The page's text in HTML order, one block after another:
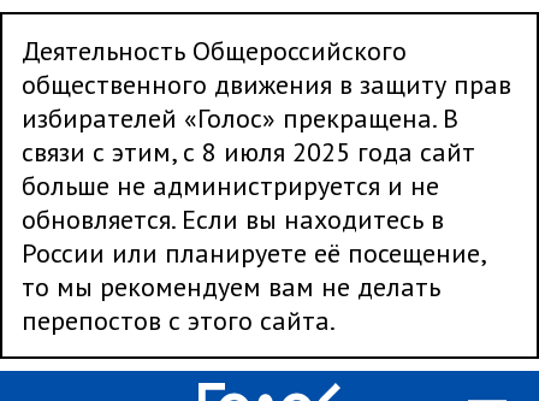
Деятельность Общероссийского
общественного движения в защиту прав
избирателей «Голос» прекращена. В
связи с этим, с 8 июля 2025 года сайт
больше не администрируется и не
обновляется. Если вы находитесь в
России или планируете её посещение,
то мы рекомендуем вам не делать
перепостов с этого сайта.